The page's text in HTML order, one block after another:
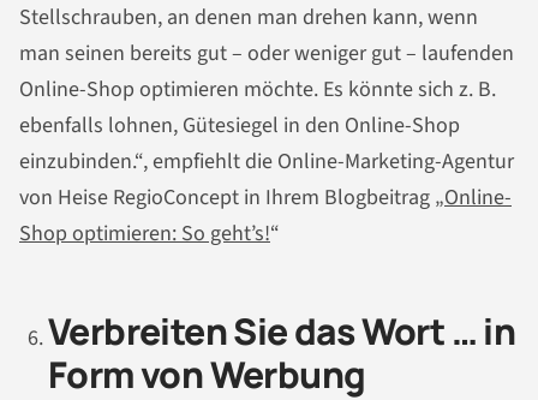
Stellschrauben, an denen man drehen kann, wenn
man seinen bereits gut – oder weniger gut – laufenden
Online-Shop optimieren möchte. Es könnte sich z. B.
ebenfalls lohnen, Gütesiegel in den Online-Shop
einzubinden.“, empfiehlt die Online-Marketing-Agentur
von Heise RegioConcept in Ihrem Blogbeitrag „Online-
Shop optimieren: So geht’s!“
Verbreiten Sie das Wort … in
Form von Werbung